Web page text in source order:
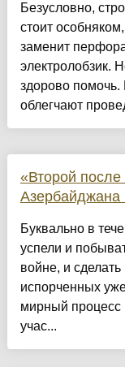
Безусловно,
стоит
заменит
электролобзик.
здорово
облегчают
«Второй
Азербайджана
Буквально в
успели и
войне, и
испорченных
мирный процесс
учас...